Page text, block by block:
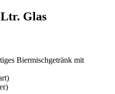
Ltr. Glas